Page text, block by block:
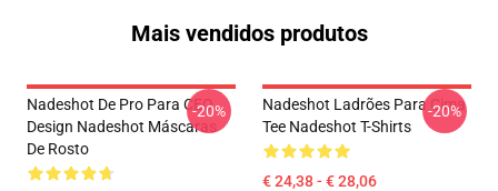
Mais vendidos produtos
Nadeshot De Pro Para CEO
Design Nadeshot Máscaras
De Rosto
-20%
Nadeshot Ladrões Para Cima
Tee Nadeshot T-Shirts
€ 24,38 - € 28,06
-20%